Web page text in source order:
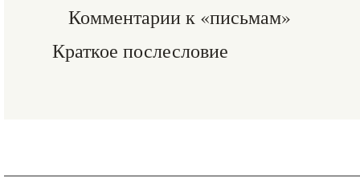
Комментарии к «письмам»
Краткое послесловие